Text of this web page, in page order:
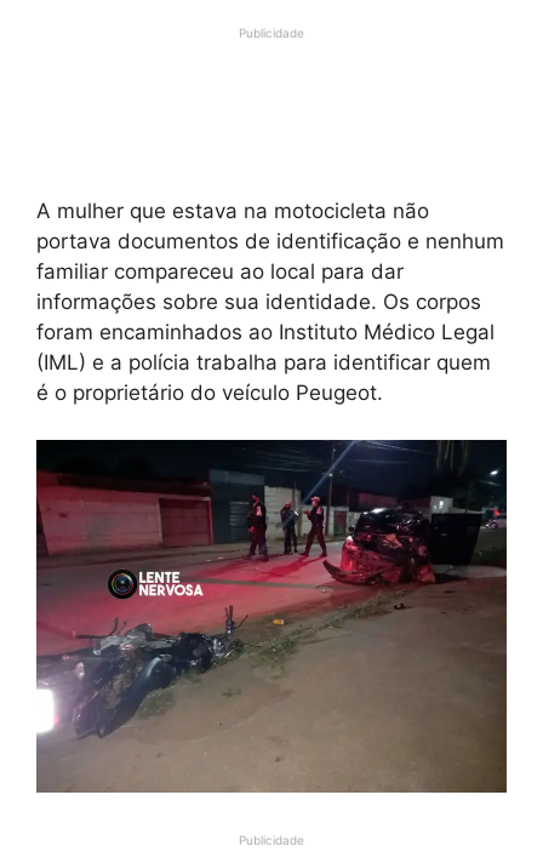
Publicidade
A mulher que estava na motocicleta não
portava documentos de identificação e nenhum
familiar compareceu ao local para dar
informações sobre sua identidade. Os corpos
foram encaminhados ao Instituto Médico Legal
(IML) e a polícia trabalha para identificar quem
é o proprietário do veículo Peugeot.
Publicidade